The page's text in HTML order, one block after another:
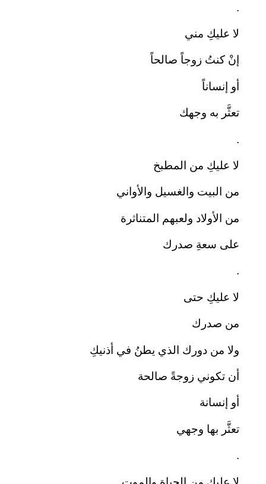
.
لا عليكِ مني
إنْ كنتُ زوجاً صالحاً
أو إنساناً
تعثَّر به وجهك
.
لا عليكِ من المطبخ
من البيت والغسيل والأواني
من الأولاد ولعبهم المتناثرة
على سعةِ صدرك
.
لا عليكِ حتى
من صدرك
ولا من دورك الذي يطنُ في أذنيكِ
أن تكوني زوجةً صالحة
أو إنسانة
تعثَّر بها وجهي
.